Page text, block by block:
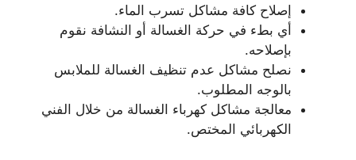
إصلاح كافة مشاكل تسرب الماء.
أي بطء في حركة الغسالة أو النشافة نقوم
بإصلاحه.
نصلح مشاكل عدم تنظيف الغسالة للملابس
بالوجه المطلوب.
معالجة مشاكل كهرباء الغسالة من خلال الفني
الكهربائي المختص.